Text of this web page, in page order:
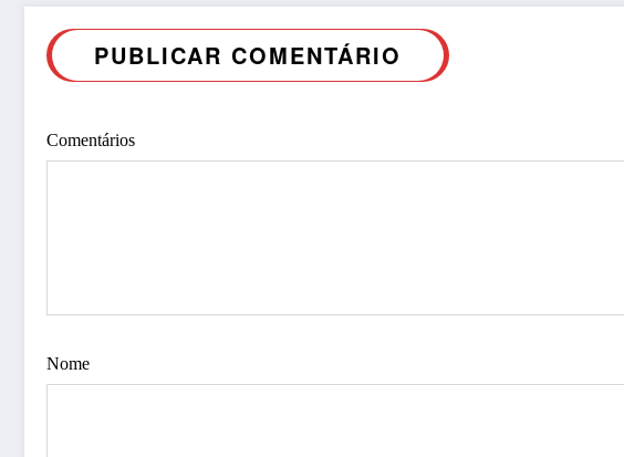
PUBLICAR COMENTÁRIO
Comentários
Nome